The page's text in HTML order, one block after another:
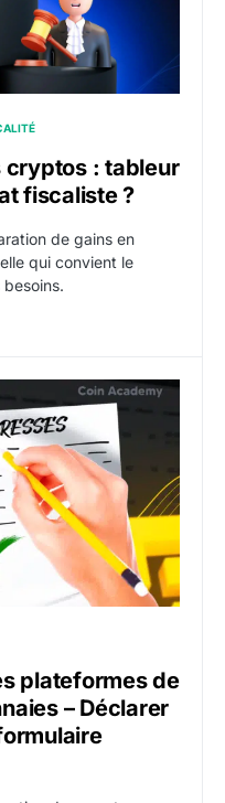
cryptos : tableur
fiscaliste ?
de gains en
qui convient le
de trading de
plateformes de
– Déclarer